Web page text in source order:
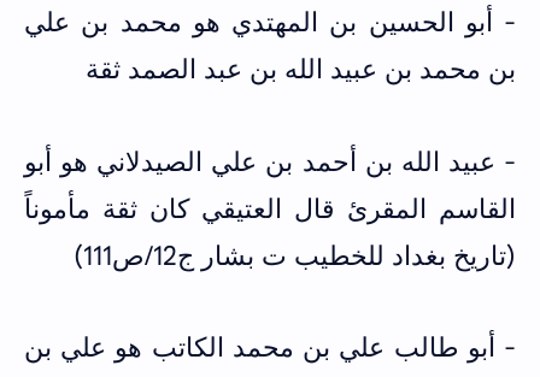
- أبو الحسين بن المهتدي هو محمد بن علي
بن محمد بن عبيد الله بن عبد الصمد ثقة
- عبيد الله بن أحمد بن علي الصيدلاني هو أبو
القاسم المقرئ قال العتيقي كان ثقة مأموناً
(تاريخ بغداد للخطيب ت بشار ج12/ص111)
- أبو طالب علي بن محمد الكاتب هو علي بن